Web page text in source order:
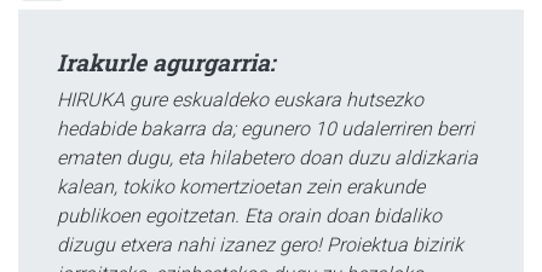
Irakurle agurgarria:
HIRUKA gure eskualdeko euskara hutsezko
hedabide bakarra da; egunero 10 udalerriren berri
ematen dugu, eta hilabetero doan duzu aldizkaria
kalean, tokiko komertzioetan zein erakunde
publikoen egoitzetan. Eta orain doan bidaliko
dizugu etxera nahi izanez gero! Proiektua bizirik